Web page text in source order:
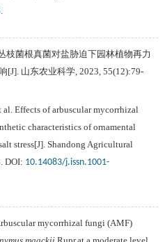
.
枝菌根真菌对盐胁迫下园林植物再力
[J]. 山东农业科学, 2023, 55(12):79-
al. Effects of arbuscular mycorrhizal
characteristics of ornamental
stress[J]. Shandong Agricultural
DOI: 10.14083/j.issn.1001-
mycorrhizal fungi (AMF)